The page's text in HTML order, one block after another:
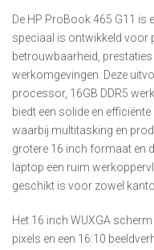
De HP ProBook 465 G11 is
speciaal is ontwikkeld voor
betrouwbaarheid,
werkomgevingen. Deze
processor, 16GB DDR5
biedt een solide en
waarbij multitasking en
grotere 16 inch formaat en
laptop een ruim
geschikt is voor zowel
Het 16 inch WUXGA
pixels en een 16:10